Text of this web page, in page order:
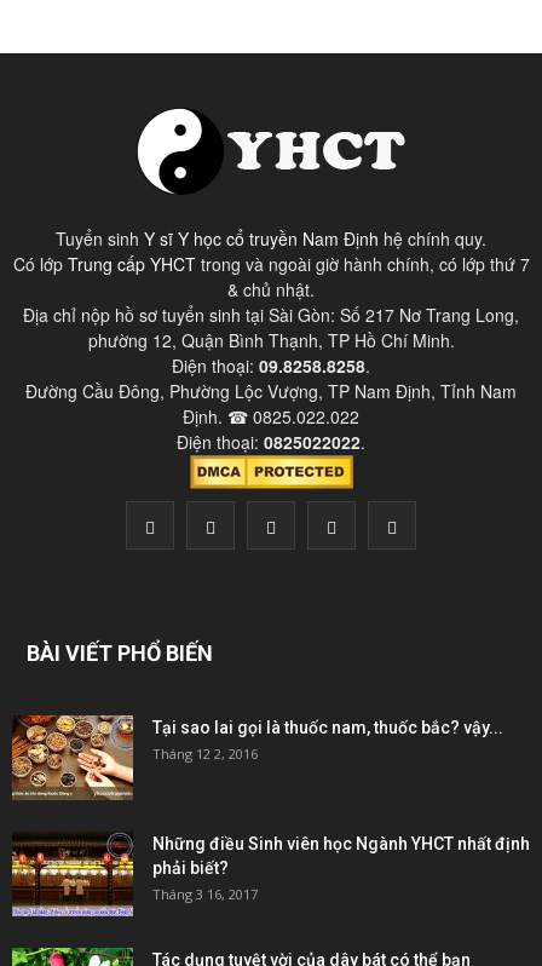
Tuyển sinh Y sĩ Y học cổ truyền Nam Định hệ chính quy.
Có lớp Trung cấp YHCTtrong và ngoài giờ hành chính, có lớp thứ 7
& chủ nhật.
Địa chỉ nộp hồ sơ tuyển sinh tại Sài Gòn: Số 217 Nơ Trang Long,
phường 12, Quận Bình Thạnh, TP Hồ Chí Minh.
Điện thoại: 09.8258.8258.
Đường Cầu Đông, Phường Lộc Vượng, TP Nam Định, Tỉnh Nam
Định. ☎ 0825.022.022
Điện thoại: 0825022022.
BÀI VIẾT PHỔ BIẾN
Tại sao lai gọi là thuốc nam, thuốc bắc? vậy...
Tháng 12 2, 2016
Những điều Sinh viên học Ngành YHCT nhất định
phải biết?
Tháng 3 16, 2017
Tác dụng tuyệt vời của dây bát có thể bạn